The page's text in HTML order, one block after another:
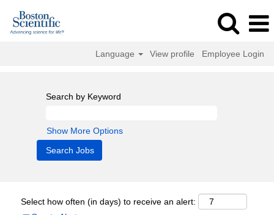
Language View profile Employee Login
Search by Keyword
Show More Options
Select how often (in days) to receive an alert: